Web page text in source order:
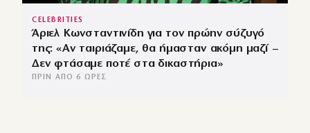
CELEBRITIES
Άριελ Κωνσταντινίδη για τον πρώην σύζυγό
της: «Αν ταιριάζαμε, θα ήμασταν ακόμη μαζί –
Δεν φτάσαμε ποτέ στα δικαστήρια»
ΠΡΙΝ ΑΠΌ 6 ΏΡΕΣ